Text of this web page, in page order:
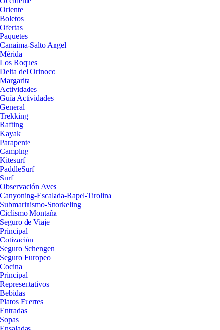
Oriente
Boletos
Ofertas
Paquetes
Canaima-Salto Angel
Mérida
Los Roques
Delta del Orinoco
Margarita
Actividades
Guía Actividades
General
Trekking
Rafting
Kayak
Parapente
Camping
Kitesurf
PaddleSurf
Surf
Observación Aves
Canyoning-Escalada-Rapel-Tirolina
Submarinismo-Snorkeling
Ciclismo Montaña
Seguro de Viaje
Principal
Cotización
Seguro Schengen
Seguro Europeo
Cocina
Principal
Representativos
Bebidas
Platos Fuertes
Entradas
Sopas
Ensaladas